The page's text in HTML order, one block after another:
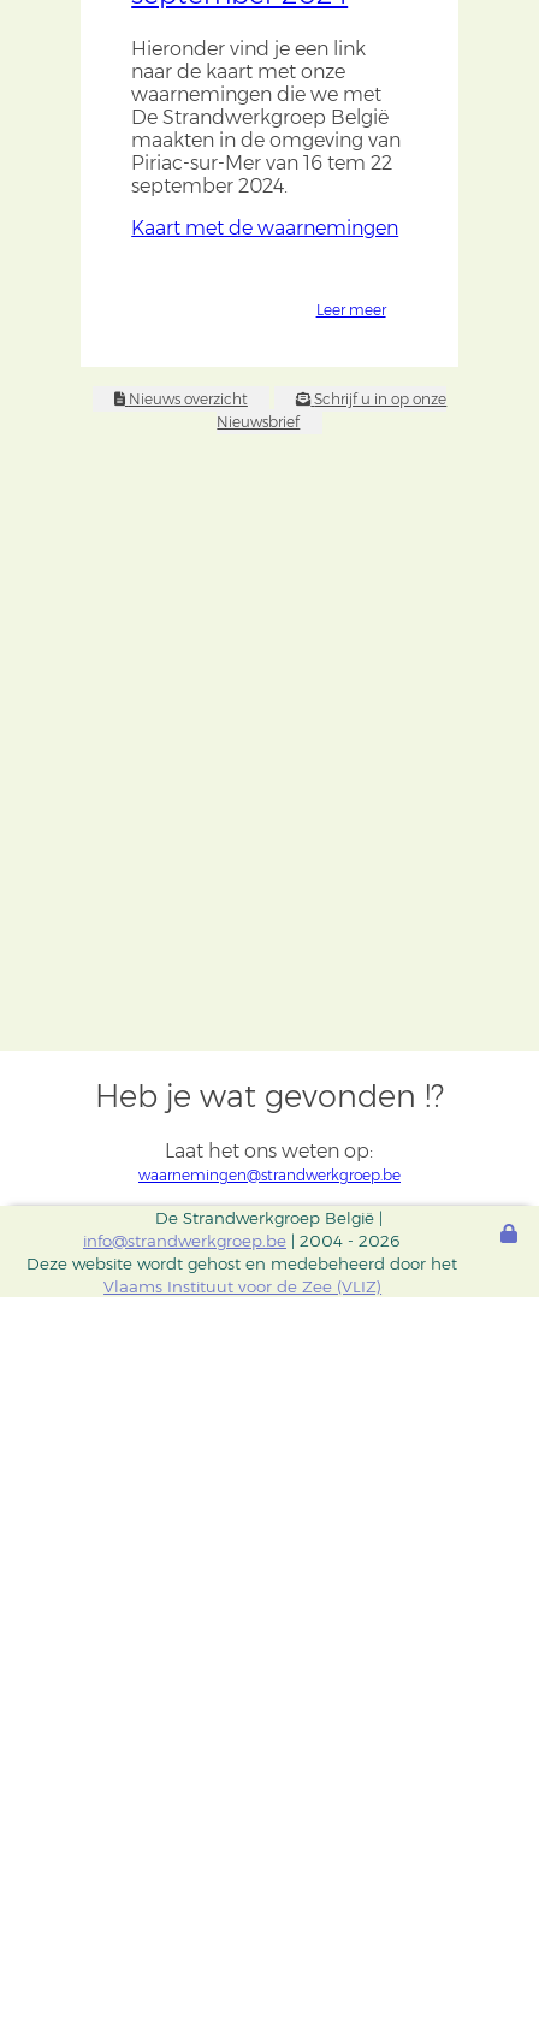
Hieronder vind je een link
naar de kaart met onze
waarnemingen die we met
De Strandwerkgroep België
maakten in de omgeving van
Piriac-sur-Mer van 16 tem 22
september 2024.
Kaart met de waarnemingen
Leer meer
Nieuws overzicht
Schrijf u in op onze
Nieuwsbrief
Heb je wat gevonden !?
Laat het ons weten op:
waarnemingen@strandwerkgroep.be
De Strandwerkgroep België |
info@strandwerkgroep.be | 2004 - 2026
Deze website wordt gehost en medebeheerd door het
Vlaams Instituut voor de Zee (VLIZ)